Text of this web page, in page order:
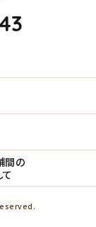
間の